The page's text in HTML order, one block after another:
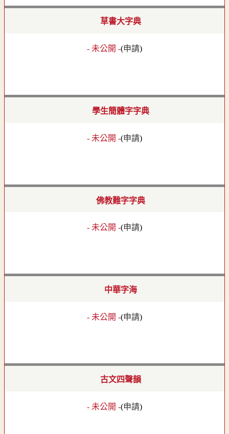
草書大字典
- 未公開 -(申請)
學生簡體字字典
- 未公開 -(申請)
佛教難字字典
- 未公開 -(申請)
中華字海
- 未公開 -(申請)
古文四聲韻
- 未公開 -(申請)